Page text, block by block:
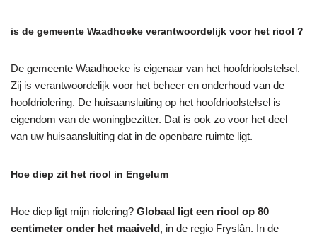
is de gemeente Waadhoeke verantwoordelijk voor het riool ?
De gemeente Waadhoeke is eigenaar van het hoofdrioolstelsel.
Zij is verantwoordelijk voor het beheer en onderhoud van de
hoofdriolering. De huisaansluiting op het hoofdrioolstelsel is
eigendom van de woningbezitter. Dat is ook zo voor het deel
van uw huisaansluiting dat in de openbare ruimte ligt.
Hoe diep zit het riool in Engelum
Hoe diep ligt mijn riolering? Globaal ligt een riool op 80
centimeter onder het maaiveld, in de regio Fryslân. In de